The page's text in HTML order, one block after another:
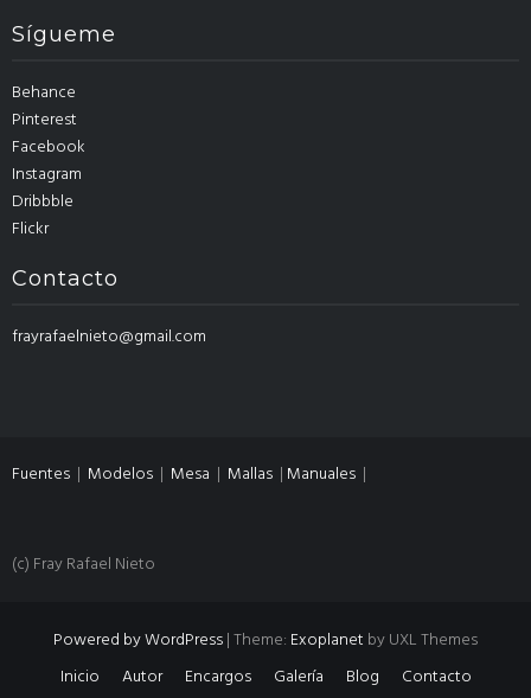
Sígueme
Behance
Pinterest
Facebook
Instagram
Dribbble
Flickr
Contacto
frayrafaelnieto@gmail.com
Fuentes | Modelos | Mesa | Mallas | Manuales |
(c) Fray Rafael Nieto
Powered by WordPress|Theme: Exoplanet by UXL Themes
Inicio
Autor Encargos Galería Blog Contacto